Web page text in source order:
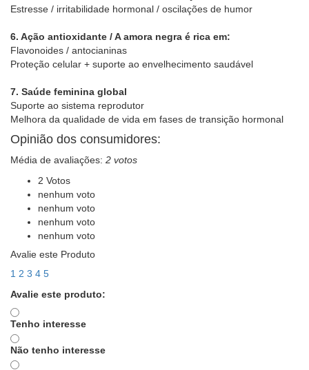
Estresse / irritabilidade hormonal / oscilações de humor
6. Ação antioxidante / A amora negra é rica em:
Flavonoides / antocianinas
Proteção celular + suporte ao envelhecimento saudável
7. Saúde feminina global
Suporte ao sistema reprodutor
Melhora da qualidade de vida em fases de transição hormonal
Opinião dos consumidores:
Média de avaliações: 2 votos
2 Votos
nenhum voto
nenhum voto
nenhum voto
nenhum voto
Avalie este Produto
1 2 3 4 5
Avalie este produto:
Tenho interesse
Não tenho interesse